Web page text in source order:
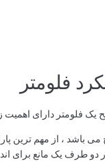
فلومتر
یک فلومتر دارای اهمیت
باشد ، از مهم ترین
دو طرف یک مانع برای